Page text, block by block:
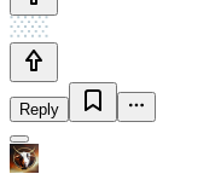
Reply